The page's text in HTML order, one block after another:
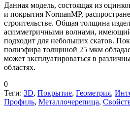
Данная модель, состоящая из
и покрытия NormanMP,
строительстве. Общая толщина
асимметричными волнами,
подходит для небольших скатов.
полиэфира толщиной 25 мкм
может эксплуатироваться в
областях.
0
Теги: 3D, Покрытие, Геометрия,
Профиль, Металлочерепица,